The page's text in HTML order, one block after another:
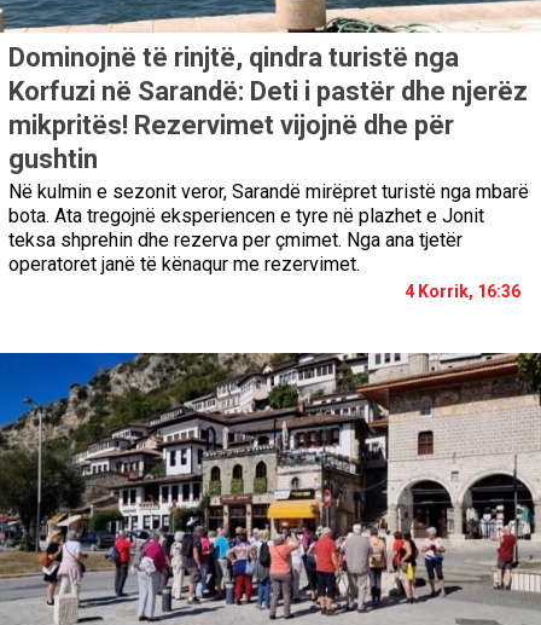
Dominojnë të rinjtë, qindra turistë nga
Korfuzi në Sarandë: Deti i pastër dhe njerëz
mikpritës! Rezervimet vijojnë dhe për
gushtin
Në kulmin e sezonit veror, Sarandë mirëpret turistë nga mbarë
bota. Ata tregojnë eksperiencen e tyre në plazhet e Jonit
teksa shprehin dhe rezerva per çmimet. Nga ana tjetër
operatoret janë të kënaqur me rezervimet.
4 Korrik, 16:36